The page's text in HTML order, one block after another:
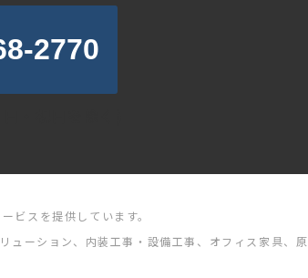
2770
ビスを提供しています。
ーション、内装工事・設備工事、オフィス家具、